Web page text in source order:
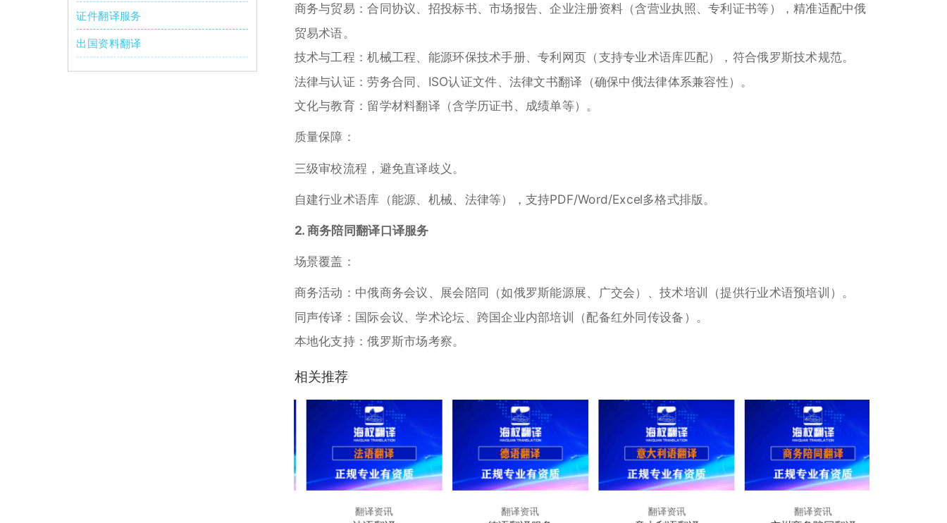
商务与贸易：合同协议、招投标书、市场报告、企业注册资料（含营业执照、专利证书等），精准适配中俄
贸易术语。
技术与工程：机械工程、能源环保技术手册、专利网页（支持专业术语库匹配），符合俄罗斯技术规范。
法律与认证：劳务合同、ISO认证文件、法律文书翻译（确保中俄法律体系兼容性）。
文化与教育：留学材料翻译（含学历证书、成绩单等）。
质量保障：
三级审校流程，避免直译歧义。
自建行业术语库（能源、机械、法律等），支持PDF/Word/Excel多格式排版。
2. 商务陪同翻译口译服务
场景覆盖：
商务活动：中俄商务会议、展会陪同（如俄罗斯能源展、广交会）、技术培训（提供行业术语预培训）。
同声传译：国际会议、学术论坛、跨国企业内部培训（配备红外同传设备）。
本地化支持：俄罗斯市场考察。
相关推荐
翻译资讯 翻译资讯 翻译资讯 翻译资讯
证件翻译服务
出国资料翻译